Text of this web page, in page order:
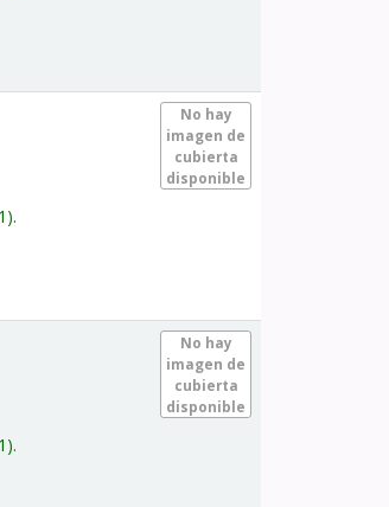
No hay
imagen de
cubierta
disponible
No hay
imagen de
cubierta
disponible